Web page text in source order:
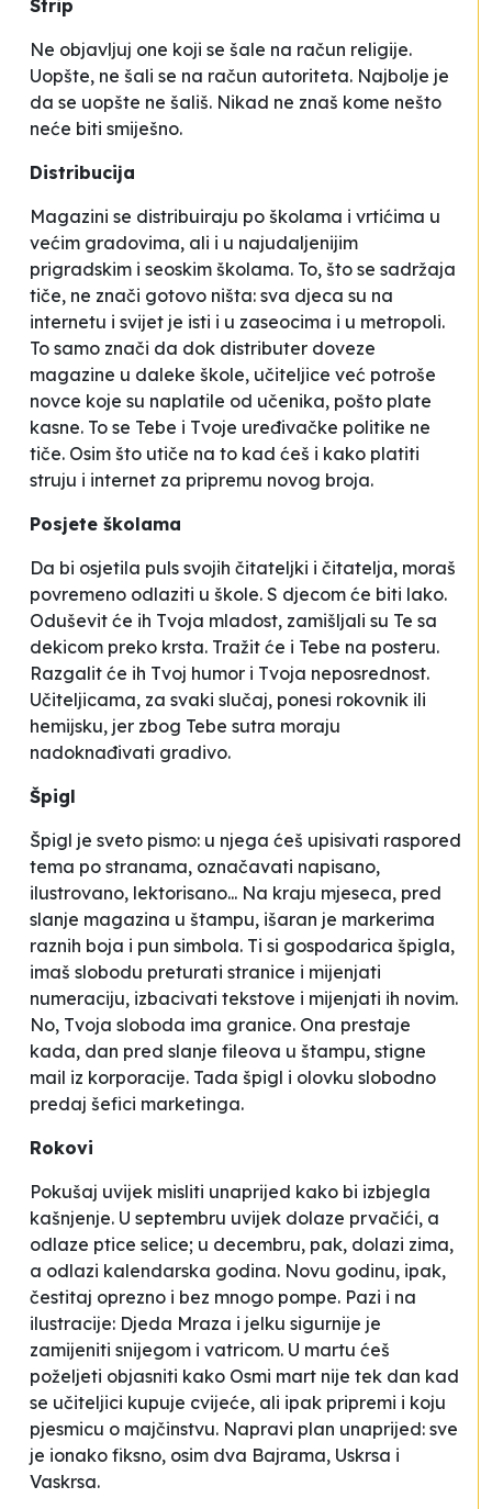
Strip
Ne objavljuj one koji se šale na račun religije.
Uopšte, ne šali se na račun autoriteta. Najbolje je
da se uopšte ne šališ. Nikad ne znaš kome nešto
neće biti smiješno.
Distribucija
Magazini se distribuiraju po školama i vrtićima u
većim gradovima, ali i u najudaljenijim
prigradskim i seoskim školama. To, što se sadržaja
tiče, ne znači gotovo ništa: sva djeca su na
internetu i svijet je isti i u zaseocima i u metropoli.
To samo znači da dok distributer doveze
magazine u daleke škole, učiteljice već potroše
novce koje su naplatile od učenika, pošto plate
kasne. To se Tebe i Tvoje uređivačke politike ne
tiče. Osim što utiče na to kad ćeš i kako platiti
struju i internet za pripremu novog broja.
Posjete školama
Da bi osjetila puls svojih čitateljki i čitatelja, moraš
povremeno odlaziti u škole. S djecom će biti lako.
Oduševit će ih Tvoja mladost, zamišljali su Te sa
dekicom preko krsta. Tražit će i Tebe na posteru.
Razgalit će ih Tvoj humor i Tvoja neposrednost.
Učiteljicama, za svaki slučaj, ponesi rokovnik ili
hemijsku, jer zbog Tebe sutra moraju
nadoknađivati gradivo.
Špigl
Špigl je sveto pismo: u njega ćeš upisivati raspored
tema po stranama, označavati napisano,
ilustrovano, lektorisano... Na kraju mjeseca, pred
slanje magazina u štampu, išaran je markerima
raznih boja i pun simbola. Ti si gospodarica špigla,
imaš slobodu preturati stranice i mijenjati
numeraciju, izbacivati tekstove i mijenjati ih novim.
No, Tvoja sloboda ima granice. Ona prestaje
kada, dan pred slanje fileova u štampu, stigne
mail iz korporacije. Tada špigl i olovku slobodno
predaj šefici marketinga.
Rokovi
Pokušaj uvijek misliti unaprijed kako bi izbjegla
kašnjenje. U septembru uvijek dolaze prvačići, a
odlaze ptice selice; u decembru, pak, dolazi zima,
a odlazi kalendarska godina. Novu godinu, ipak,
čestitaj oprezno i bez mnogo pompe. Pazi i na
ilustracije: Djeda Mraza i jelku sigurnije je
zamijeniti snijegom i vatricom. U martu ćeš
poželjeti objasniti kako Osmi mart nije tek dan kad
se učiteljici kupuje cvijeće, ali ipak pripremi i koju
pjesmicu o majčinstvu. Napravi plan unaprijed: sve
je ionako fiksno, osim dva Bajrama, Uskrsa i
Vaskrsa.